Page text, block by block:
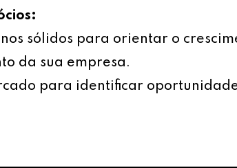
sólidos para orientar o
da sua empresa.
para identificar